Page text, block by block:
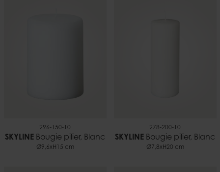
296-150-10
SKYLINE Bougie pilier, Blanc
Ø9,6xH15 cm
278-200-10
SKYLINE Bougie pilier, Blanc
Ø7,8xH20 cm